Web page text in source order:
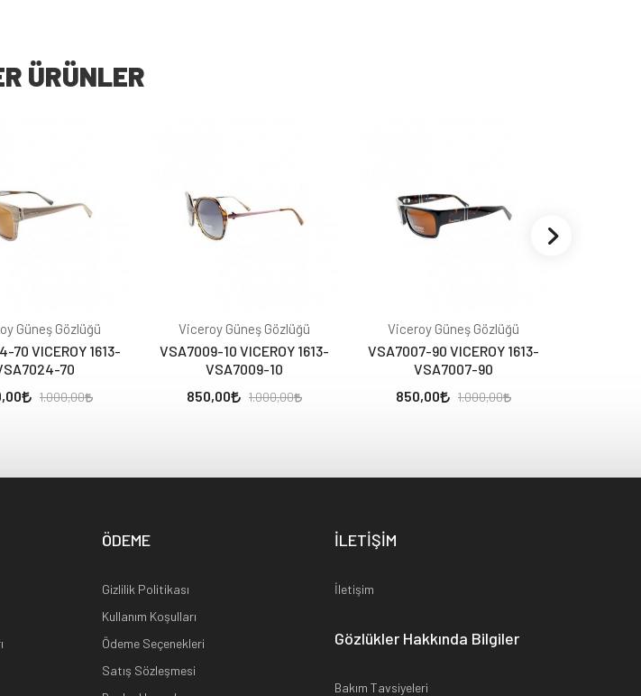
ÜRÜNLER
Güneş Gözlüğü
70 VICEROY 1613-
70
1.000,00
Viceroy Güneş Gözlüğü
VSA7009-10 VICEROY 1613-
VSA7009-10
850,00
1.000,00
Viceroy Güneş Gözlüğü
VSA7007-90 VICEROY 1613-
VSA7007-90
850,00
1.000,00
ÖDEME
Gizlilik Politikası
Kullanım Koşulları
Ödeme Seçenekleri
Satış Sözleşmesi
İLETİŞİM
İletişim
Gözlükler Hakkında Bilgiler
Bakım Tavsiyeleri